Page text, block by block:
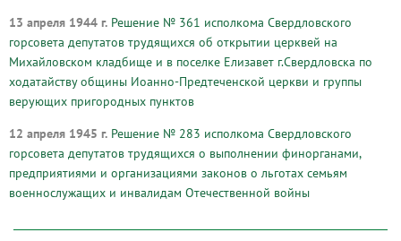
13 апреля 1944 г. Решение № 361 исполкома Свердловского
горсовета депутатов трудящихся об открытии церквей на
Михайловском кладбище и в поселке Елизавет г.Свердловска по
ходатайству общины Иоанно-Предтеченской церкви и группы
верующих пригородных пунктов
12 апреля 1945 г. Решение № 283 исполкома Свердловского
горсовета депутатов трудящихся о выполнении финорганами,
предприятиями и организациями законов о льготах семьям
военнослужащих и инвалидам Отечественной войны